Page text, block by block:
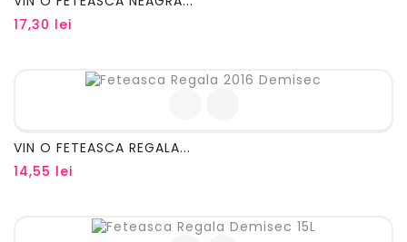
17,30 lei
VIN O FETEASCA REGALA...
14,55 lei